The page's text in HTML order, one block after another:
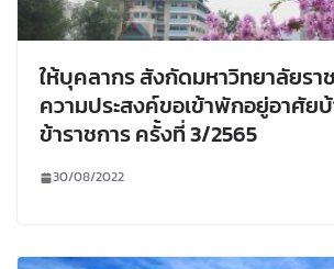
ให้บุคลากร สังกัดมหาวิทยาลัยรา
ความประสงค์ขอเข้าพักอยู่อาศัย
ข้าราชการ ครั้งที่ 3/2565
30/08/2022